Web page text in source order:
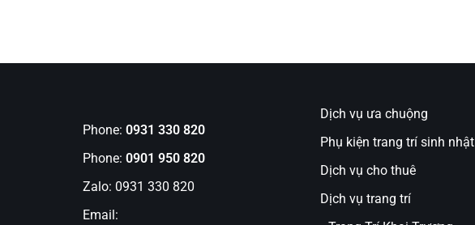
Phone: 0931 330 820
Phone: 0901 950 820
Zalo: 0931 330 820
Email:
Dịch vụ ưa chuộng
Phụ kiện trang trí sinh nhật
Dịch vụ cho thuê
Dịch vụ trang trí